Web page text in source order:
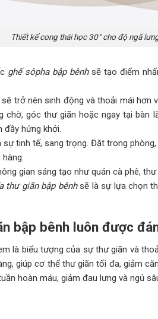
Thiết kế cong thái học 30° cho độ ngã
ghế sôpha bập bênhsẽ tạo điểm
trở nên sinh động và thoải mái hơn
chờ, góc thư giãn hoặc ngay tại bàn
hứng khởi.
sự tinh tế, sang trọng. Đặt trong
gian sáng tạo như quán cà phê,
thư giãn bập bênhsẽ là sự lựa chọn
bập bênh luôn được
là biểu tượng của sự thư giãn và
giúp cơ thể thư giãn tối đa, giảm
hoàn máu, giảm đau lưng và ngủ